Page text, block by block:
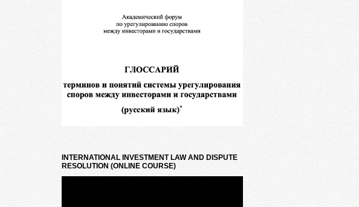
INTERNATIONAL INVESTMENT LAW AND DISPUTE
RESOLUTION (ONLINE COURSE)